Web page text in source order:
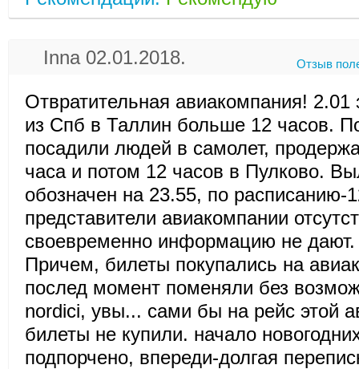
Inna 02.01.2018. Отзыв
Отвратительная авиакомпания! 2.01
из Спб в Таллин больше 12 часов.
посадили людей в самолет,
часа и потом 12 часов в Пулково.
обозначен на 23.55, по расписанию-
представители авиакомпании
своевременно информацию не дают.
Причем, билеты покупались на
послед момент поменяли без
nordici, увы... сами бы на рейс этой
билеты не купили. начало
подпорчено, впереди-долгая